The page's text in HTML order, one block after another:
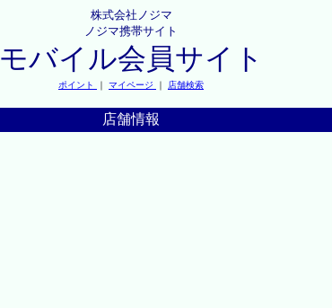
株式会社ノジマ
ノジマ携帯サイト
モバイル会員サイト
ポイント ｜ マイページ ｜ 店舗検索
店舗情報